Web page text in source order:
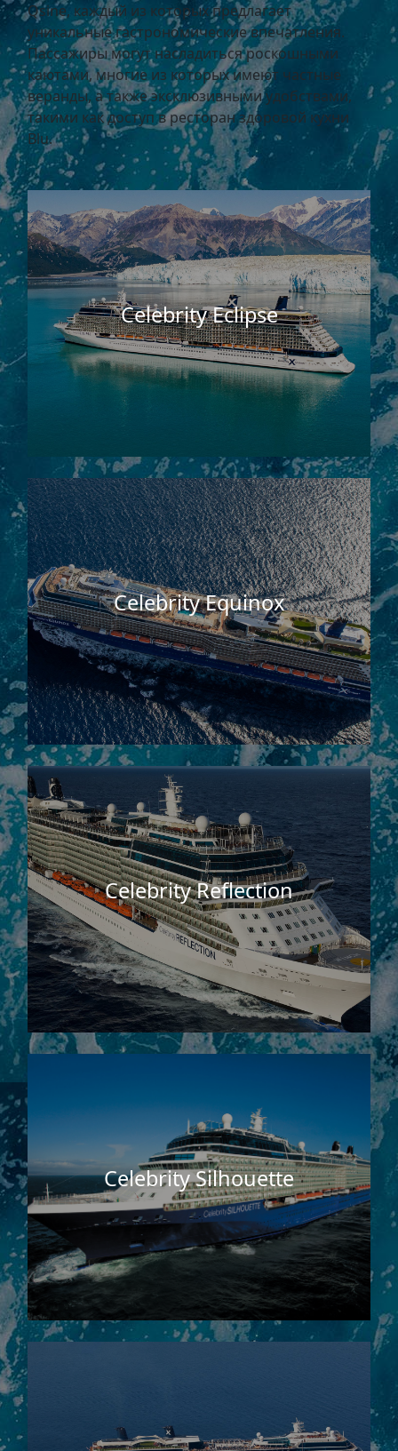
Qsine, каждый из которых предлагает
уникальные гастрономические впечатления.
Пассажиры могут насладиться роскошными
каютами, многие из которых имеют частные
веранды, а также эксклюзивными удобствами,
такими как доступ в ресторан здоровой кухни
Blu.
Celebrity Eclipse
Celebrity Equinox
Celebrity Reflection
Celebrity Silhouette